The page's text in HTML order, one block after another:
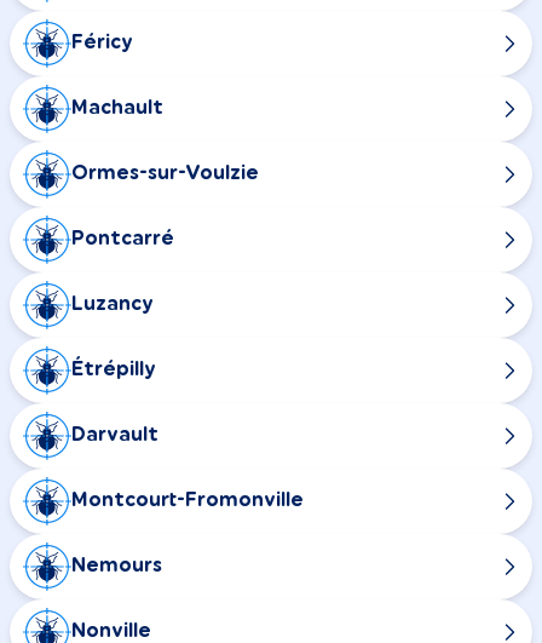
Féricy
Machault
Ormes-sur-Voulzie
Pontcarré
Luzancy
Étrépilly
Darvault
Montcourt-Fromonville
Nemours
Nonville